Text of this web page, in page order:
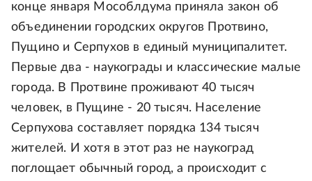
конце января Мособлдума приняла закон об
объединении городских округов Протвино,
Пущино и Серпухов в единый муниципалитет.
Первые два - наукограды и классические малые
города. В Протвине проживают 40 тысяч
человек, в Пущине - 20 тысяч. Население
Серпухова составляет порядка 134 тысяч
жителей. И хотя в этот раз не наукоград
поглощает обычный город, а происходит с